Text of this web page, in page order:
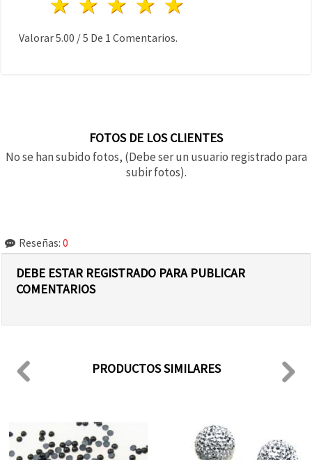
Valorar5.00 /5 De 1 Comentarios.
FOTOS DE LOS CLIENTES
No se han subido fotos, (Debe ser un usuario registrado para
subir fotos).
Reseñas: 0
DEBE ESTAR REGISTRADO PARA PUBLICAR
COMENTARIOS
PRODUCTOS SIMILARES